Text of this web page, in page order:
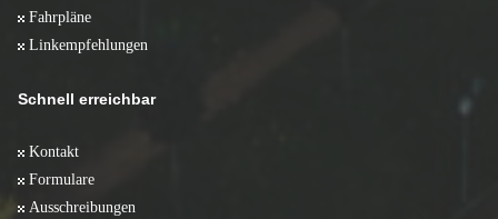
Fahrpläne
Linkempfehlungen
Schnell erreichbar
Kontakt
Formulare
Ausschreibungen